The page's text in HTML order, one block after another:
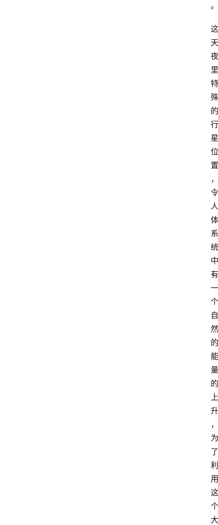
。
这
天
夜
里
特
殊
的
行
星
位
置
，
令
人
体
系
统
中
有
一
个
自
然
的
能
量
的
上
升
，
为
了
利
用
这
个
大